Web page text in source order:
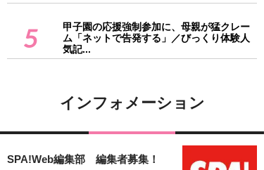
5
甲子園の応援強制参加に、母親が猛クレー
ム「ネットで告発する」／びっくり体験人
気記...
インフォメーション
SPA!Web編集部 編集者募集！